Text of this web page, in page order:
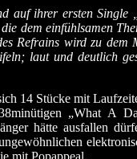
auf ihrer ersten
dem einfühlsamen
Refrains wird zu
laut und deutlich
14 Stücke mit
„What A
hätte ausfallen
mit Popappeal.